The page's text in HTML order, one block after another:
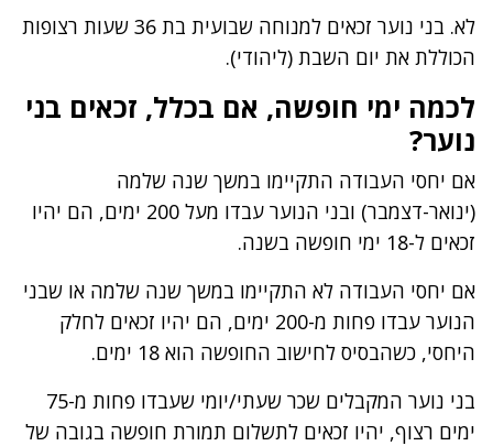
לא. בני נוער זכאים למנוחה שבועית בת 36 שעות רצופות
הכוללת את יום השבת (ליהודי).
לכמה ימי חופשה, אם בכלל, זכאים בני
נוער?
אם יחסי העבודה התקיימו במשך שנה שלמה
(ינואר-דצמבר) ובני הנוער עבדו מעל 200 ימים, הם יהיו
זכאים ל-18 ימי חופשה בשנה.
אם יחסי העבודה לא התקיימו במשך שנה שלמה או שבני
הנוער עבדו פחות מ-200 ימים, הם יהיו זכאים לחלק
היחסי, כשהבסיס לחישוב החופשה הוא 18 ימים.
בני נוער המקבלים שכר שעתי/יומי שעבדו פחות מ-75
ימים רצוף, יהיו זכאים לתשלום תמורת חופשה בגובה של